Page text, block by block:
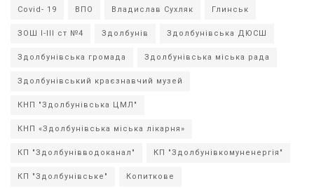
Covid- 19 ВПО Владислав Сухляк Глинськ
ЗОШ І-ІІІ ст №4 Здолбунів Здолбунівська ДЮСШ
Здолбунівська громада Здолбунівська міська рада
Здолбунівський краєзнавчий музей
КНП "Здолбунівська ЦМЛ"
КНП «Здолбунівська міська лікарня»
КП "Здолбунівводоканал" КП "Здолбунівкомуненергія"
КП "Здолбунівське" Копиткове